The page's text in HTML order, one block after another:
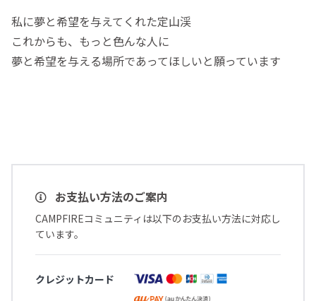
私に夢と希望を与えてくれた定山渓
これからも、もっと色んな人に
夢と希望を与える場所であってほしいと願っています
お支払い方法のご案内
CAMPFIREコミュニティは以下のお支払い方法に対応し
ています。
クレジットカード